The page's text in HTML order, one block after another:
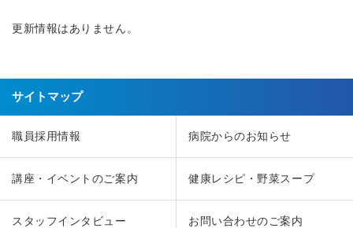
更新情報はありません。
サイトマップ
職員採用情報 病院からのお知らせ
講座・イベントのご案内 健康レシピ・野菜スープ
スタッフインタビュー お問い合わせのご案内